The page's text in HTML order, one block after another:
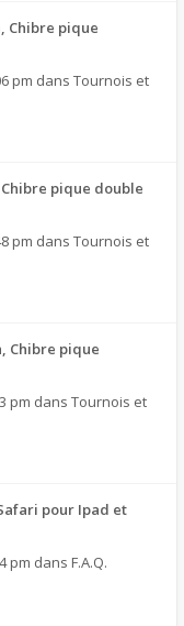
Chibre pique
pm dans Tournois et
pique double
pm dans Tournois et
Chibre pique
pm dans Tournois et
pour Ipad et
pm dans F.A.Q.